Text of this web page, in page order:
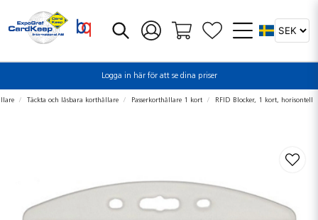
Logga in här för att se dina priser
Täckta och låsbara korthållare Passerkorthållare 1 kort RFID Blocker, 1 kort, horisontell